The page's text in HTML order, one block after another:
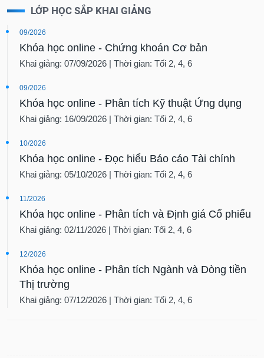
LỚP HỌC SẮP KHAI GIẢNG
09/2026
Khóa học online - Chứng khoán Cơ bản
Khai giảng: 07/09/2026 | Thời gian: Tối 2, 4, 6
09/2026
Khóa học online - Phân tích Kỹ thuật Ứng dụng
Khai giảng: 16/09/2026 | Thời gian: Tối 2, 4, 6
10/2026
Khóa học online - Đọc hiểu Báo cáo Tài chính
Khai giảng: 05/10/2026 | Thời gian: Tối 2, 4, 6
11/2026
Khóa học online - Phân tích và Định giá Cổ phiếu
Khai giảng: 02/11/2026 | Thời gian: Tối 2, 4, 6
12/2026
Khóa học online - Phân tích Ngành và Dòng tiền
Thị trường
Khai giảng: 07/12/2026 | Thời gian: Tối 2, 4, 6